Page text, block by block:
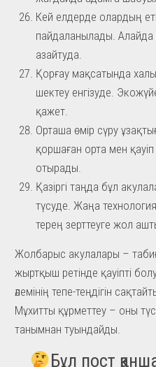
Кей елдерде олардың
пайдаланылады.
азайтуда.
Қорғау мақсатында
шектеу енгізуде.
қажет.
Орташа өмір сүру
қоршаған орта мен
отырады.
Қазіргі таңда бұл
түсуде. Жаңа
терең зерттеуге жол
Жолбарыс акулалары –
жыртқыш ретінде қауіпті
әлемінің тепе-теңдігін
Мұхитты құрметтеу – оны
танымнан туындайды.
Бұл пост